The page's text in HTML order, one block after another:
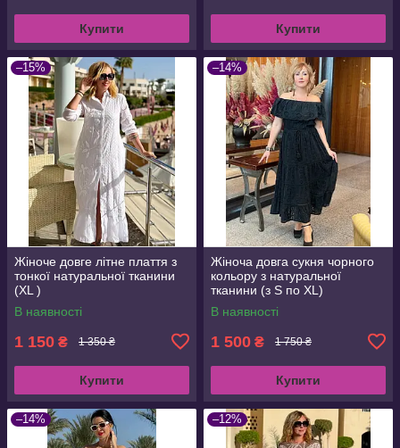
Купити Купити
–15%
Жіноче довге літне плаття з
тонкої натуральної тканини
(XL )
В наявності
1 150 ₴ 1 350 ₴
Купити
–14%
Жіноча довга сукня чорного
кольору з натуральної
тканини (з S по XL)
В наявності
1 500 ₴ 1 750 ₴
Купити
–14% –12%